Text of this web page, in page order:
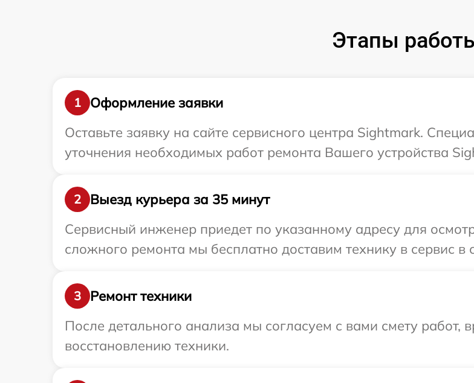
Этапы
1
Оформление заявки
Оставьте заявку на сайте сервисного центра Sightmark.
уточнения необходимых работ ремонта Вашего устройства
2
Выезд курьера за 35 минут
Сервисный инженер приедет по указанному адресу для
сложного ремонта мы бесплатно доставим технику в сервис в
3
Ремонт техники
После детального анализа мы согласуем с вами смету работ,
восстановлению техники.